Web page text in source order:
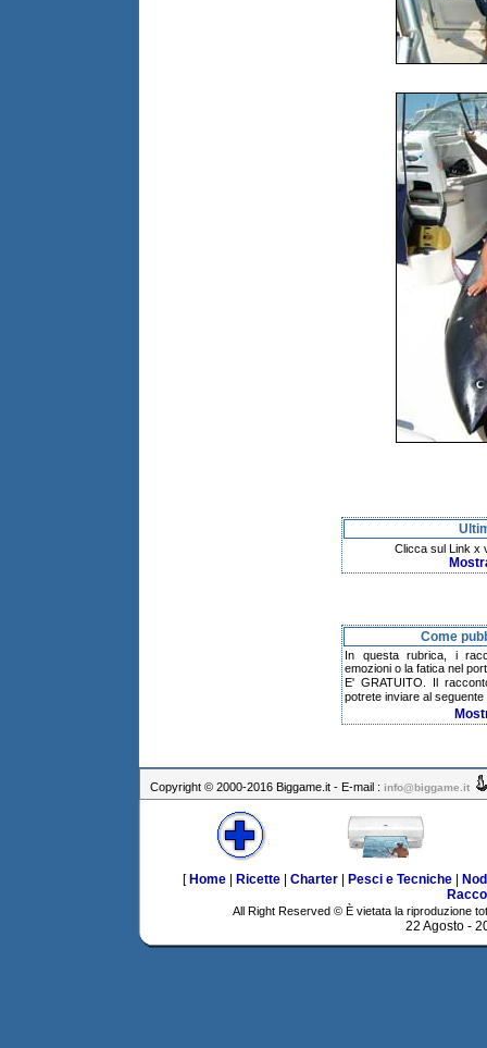
Clicca sul Link x
Come
In questa rubrica, i
emozioni o la fatica nel
E' GRATUITO. Il
potrete inviare al
Copyright © 2000-2016 Biggame.it - E-mail : info@biggame.it
[ Home| Ricette| Charter| Pesci e Tecniche|
All Right Reserved © È vietata la riproduzione
22 Agosto -